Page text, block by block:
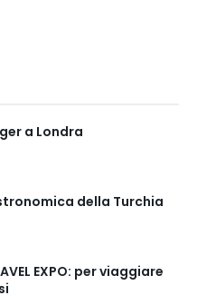
a Londra
della Turchia
EXPO: per viaggiare